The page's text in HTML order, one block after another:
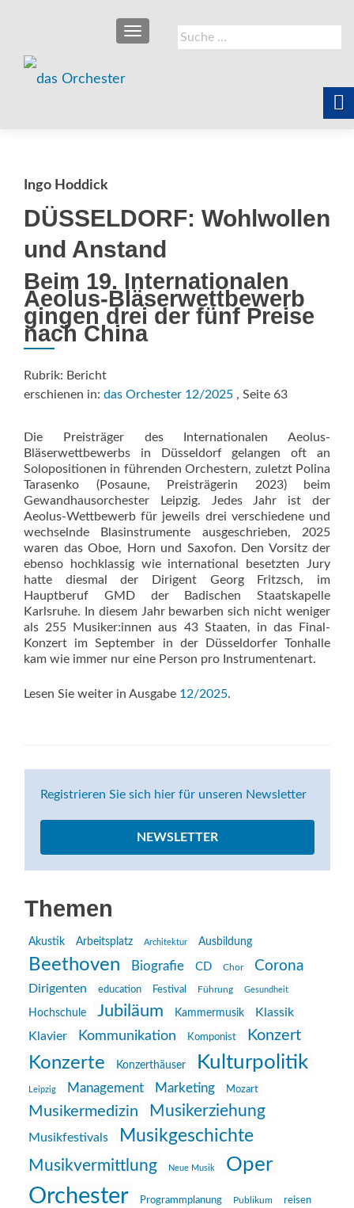
Suche
nach:
SCHALTE NAVIGATION
Ingo Hoddick
DÜSSELDORF: Wohlwollen
und Anstand
Beim 19. Internationalen
Aeolus-Bläserwettbewerb
gingen drei der fünf Preise
nach China
Rubrik: Bericht
erschienen in: das Orchester 12/2025 , Seite 63
Die Preisträger des Internationalen Aeolus-
Bläserwettbewerbs in Düsseldorf gelangen oft an
Solopositionen in führenden Orchestern, zuletzt Polina
Tarasenko (Posaune, Preisträgerin 2023) beim
Gewandhausorchester Leipzig. Jedes Jahr ist der
Aeolus-Wettbewerb für jeweils drei verschiedene und
wechselnde Blasinstrumente ausgeschrieben, 2025
waren das Oboe, Horn und Saxofon. Den Vorsitz der
ebenso hochklassig wie international besetzten Jury
hatte diesmal der Dirigent Georg Fritzsch, im
Hauptberuf GMD der Badischen Staatskapelle
Karlsruhe. In diesem Jahr bewarben sich nicht weniger
als 255 Musiker:innen aus 43 Staaten, in das Final-
Konzert im September in der Düsseldorfer Tonhalle
kam wie immer nur eine Person pro Instrumentenart.
Lesen Sie weiter in Ausgabe 12/2025.
Registrieren Sie sich hier für unseren Newsletter
NEWSLETTER
Themen
Akustik Arbeitsplatz Architektur Ausbildung
Beethoven Biografie CD Chor Corona
Dirigenten education Festival Führung Gesundheit
Hochschule Jubiläum Kammermusik
Klassik
Klavier
Kommunikation Komponist Konzert
Konzerte Konzerthäuser Kulturpolitik
Leipzig Management Marketing Mozart
Musikermedizin Musikerziehung
Musikfestivals Musikgeschichte
Musikvermittlung Neue Musik Oper
Orchester Programmplanung Publikum reisen